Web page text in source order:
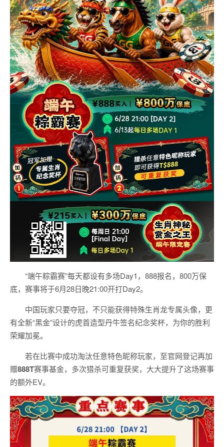
“端午粽霸赛”每天都设有多场Day1，888报名，800万保
底，赛事将于6月28日晚21:00开打Day2。
中国玩家只要夺冠，不只能获得特殊生肖龙专属头像，更
有全新“黑金”设计的虎首造型丹牛签名纪念奖杯，为你的胜利
荣耀加冕。
若在比赛中成功淘汰任意特色昵称玩家，至官网登记再加
赠888T赛事基金，多次猎杀可重复获奖，大大提升了这场赛事
的额外EV。